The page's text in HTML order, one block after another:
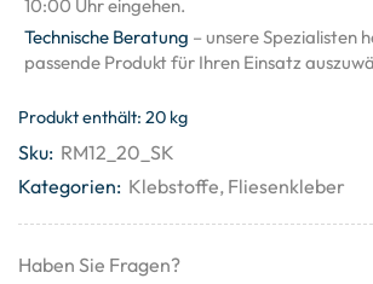
10:00 Uhr eingehen.
Technische Beratung – unsere Spezialisten
passende Produkt für Ihren Einsatz
Produkt enthält: 20 kg
Sku: RM12_20_SK
Kategorien: Klebstoffe, Fliesenkleber
Haben Sie Fragen?